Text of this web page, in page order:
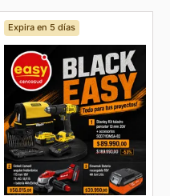
Expira en 5 días